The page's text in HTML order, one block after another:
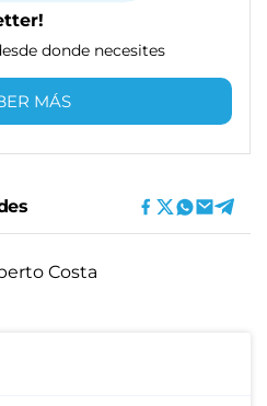
donde necesites
MÁS
Costa